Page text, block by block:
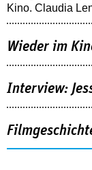
Kino. Claudia
Wieder im
Interview: